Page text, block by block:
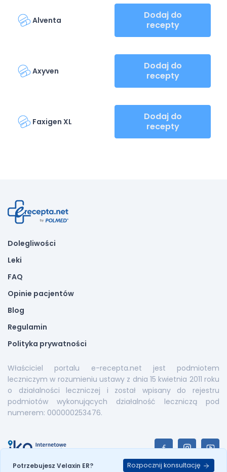
Alventa
Dodaj do
recepty
Axyven
Dodaj do
recepty
Faxigen XL
Dodaj do
recepty
Potrzebujesz Velaxin ER? Rozpocznij konsultację
Dolegliwości
Leki
FAQ
Opinie pacjentów
Blog
Regulamin
Polityka prywatności
Właściciel portalu e-recepta.net jest podmiotem
leczniczym w rozumieniu ustawy z dnia 15 kwietnia 2011 roku
o działalności leczniczej i został wpisany do rejestru
podmiotów wykonujących działalność leczniczą pod
numerem: 000000253476.